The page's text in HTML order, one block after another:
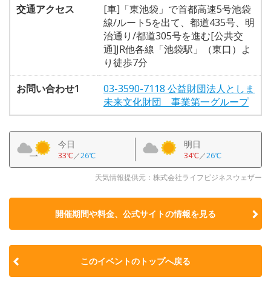
交通アクセス
[車]「東池袋」で首都高速5号池袋
線/ルート5を出て、都道435号、明
治通り/都道305号を進む[公共交
通]JR他各線「池袋駅」（東口）よ
り徒歩7分
お問い合わせ1
03-3590-7118 公益財団法人としま
未来文化財団 事業第一グループ
今日
33℃／26℃
明日
34℃／26℃
天気情報提供元：株式会社ライフビジネスウェザー
開催期間や料金、公式サイトの情報を見る
このイベントのトップへ戻る